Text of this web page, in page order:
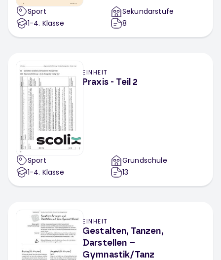
Sport
1-4. Klasse
Sekundarstufe
8
EINHEIT
Praxis - Teil 2
Sport
1-4. Klasse
Grundschule
13
EINHEIT
Gestalten, Tanzen,
Darstellen –
Gymnastik/Tanz